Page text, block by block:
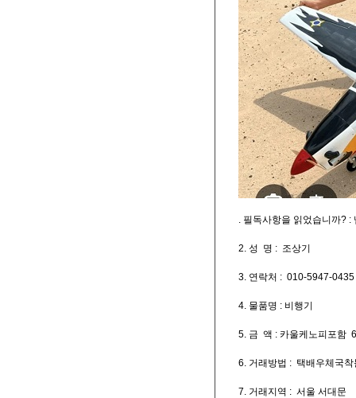
. 필독사항을 읽었습니까? :
2. 성 명 : 조상기
3. 연락처 : 010-5947-0435
4. 물품명 : 비행기
5. 금 액 : 카울케노피포함
6. 거래방법 : 택배우체국착
7. 거래지역 : 서울 서대문